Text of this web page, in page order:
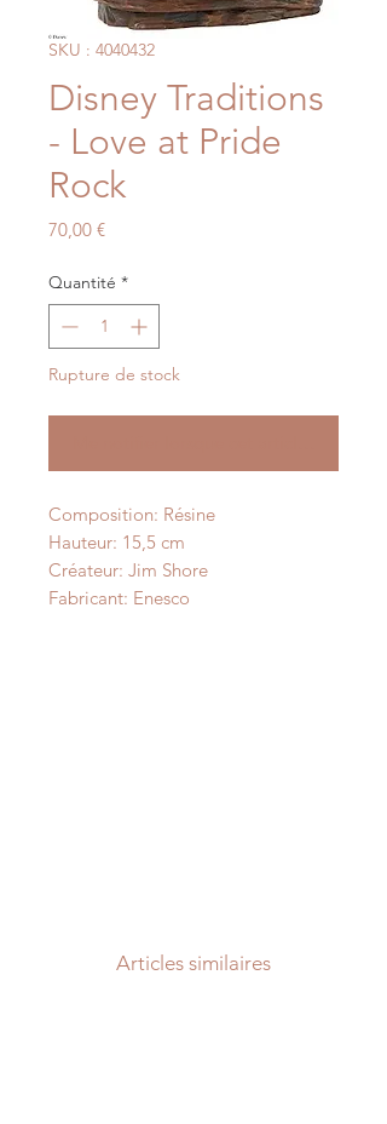
SKU : 4040432
Disney Traditions
- Love at Pride
Rock
70,00 €Prix
Quantité *
Rupture de stock
Composition: Résine
Hauteur: 15,5 cm
Créateur: Jim Shore
Fabricant: Enesco
Articles similaires